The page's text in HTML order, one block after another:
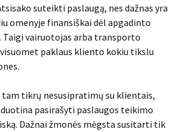
suteikti paslaugą, nes dažnas yra
omenyje finansiškai dėl apgadinto
vairuotojas arba transporto
paklaus kliento kokiu tikslu
tam tikrų nesusipratimų su klientais,
pasirašyti paslaugos teikimo
Dažnai žmonės mėgsta susitarti tik